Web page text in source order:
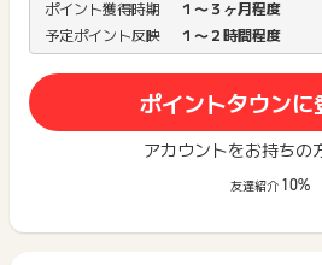
ポイント獲得時期
１〜３ヶ月程度
予定ポイント反映
１〜２時間程度
ポイントタウンに
アカウントをお持ちの
友達紹介 10%